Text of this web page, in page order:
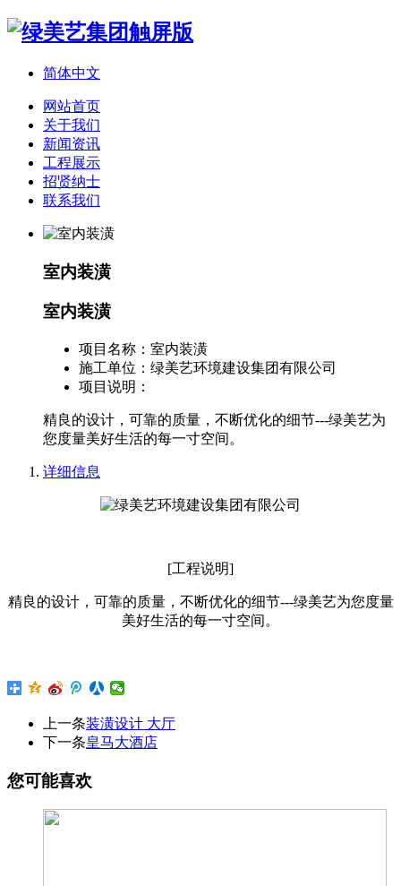
简体中文
网站首页
关于我们
新闻资讯
工程展示
招贤纳士
联系我们
室内装潢
室内装潢
项目名称： 室内装潢
施工单位： 绿美艺环境建设集团有限公司
项目说明：
精良的设计，可靠的质量，不断优化的细节---绿美艺为
您度量美好生活的每一寸空间。
详细信息
[工程说明]
精良的设计，可靠的质量，不断优化的细节---绿美艺为您度量
美好生活的每一寸空间。
上一条装潢设计 大厅
下一条皇马大酒店
您可能喜欢